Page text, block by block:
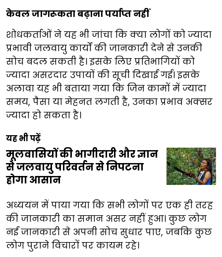
केवल जागरूकता बढ़ाना पर्याप्त नहीं
शोधकर्ताओं ने यह भी जांचा कि क्या लोगों को ज्यादा
प्रभावी जलवायु कार्यों की जानकारी देने से उनकी
सोच बदल सकती है। इसके लिए प्रतिभागियों को
ज्यादा असरदार उपायों की सूची दिखाई गई। इसके
अलावा यह भी बताया गया कि जिन कामों में ज्यादा
समय, पैसा या मेहनत लगती है, उनका प्रभाव अक्सर
ज्यादा हो सकता है।
यह भी पढ़ें
मूलवासियों की भागीदारी और ज्ञान
से जलवायु परिवर्तन से निपटना
होगा आसान
अध्ययन में पाया गया कि सभी लोगों पर एक ही तरह
की जानकारी का समान असर नहीं हुआ। कुछ लोग
नई जानकारी से अपनी सोच सुधार पाए, जबकि कुछ
लोग पुराने विचारों पर कायम रहे।